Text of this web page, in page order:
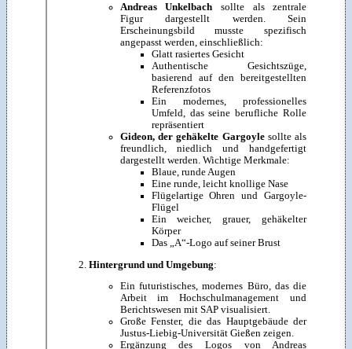
Andreas Unkelbach sollte als zentrale
Figur dargestellt werden. Sein
Erscheinungsbild musste spezifisch
angepasst werden, einschließlich:
Glatt rasiertes Gesicht
Authentische Gesichtszüge,
basierend auf den bereitgestellten
Referenzfotos
Ein modernes, professionelles
Umfeld, das seine berufliche Rolle
repräsentiert
Gideon, der gehäkelte Gargoylesollte als
freundlich, niedlich und handgefertigt
dargestellt werden. Wichtige Merkmale:
Blaue, runde Augen
Eine runde, leicht knollige Nase
Flügelartige Ohren und Gargoyle-
Flügel
Ein weicher, grauer, gehäkelter
Körper
Das „A“-Logo auf seiner Brust
Hintergrund und Umgebung:
Ein futuristisches, modernes Büro, das die
Arbeit im Hochschulmanagement und
Berichtswesen mit SAP visualisiert.
Große Fenster, die das Hauptgebäude der
Justus-Liebig-Universität Gießen zeigen.
Ergänzung des Logos von Andreas